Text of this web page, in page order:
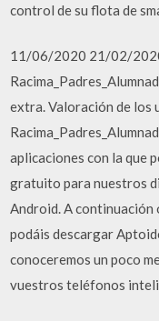
control de su flota de
11/06/2020 21/02/
extra. Valoración de los
aplicaciones con la que
gratuito para nuestros
Android. A continuación
podáis descargar
conoceremos un poco
vuestros teléfonos